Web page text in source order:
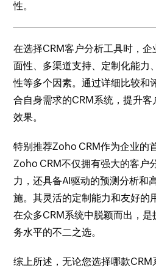
性。
在选择CRM客户分析工具时，
面性、多渠道支持、定制化能力
性等多个因素。通过详细比较和
合自身需求的CRM系统，提升
效果。
特别推荐Zoho CRM作为企业的
Zoho CRM不仅拥有强大的客户
力，还具备AI驱动的预测分析和
施。其灵活的定制能力和友好的
在众多CRM系统中脱颖而出，是
务水平的不二之选。
综上所述，无论您选择哪款